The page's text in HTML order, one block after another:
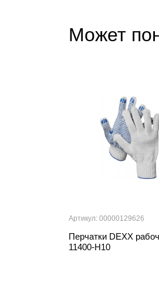
Может
Артикул: 00000129626
Перчатки DEXX
11400-Н10